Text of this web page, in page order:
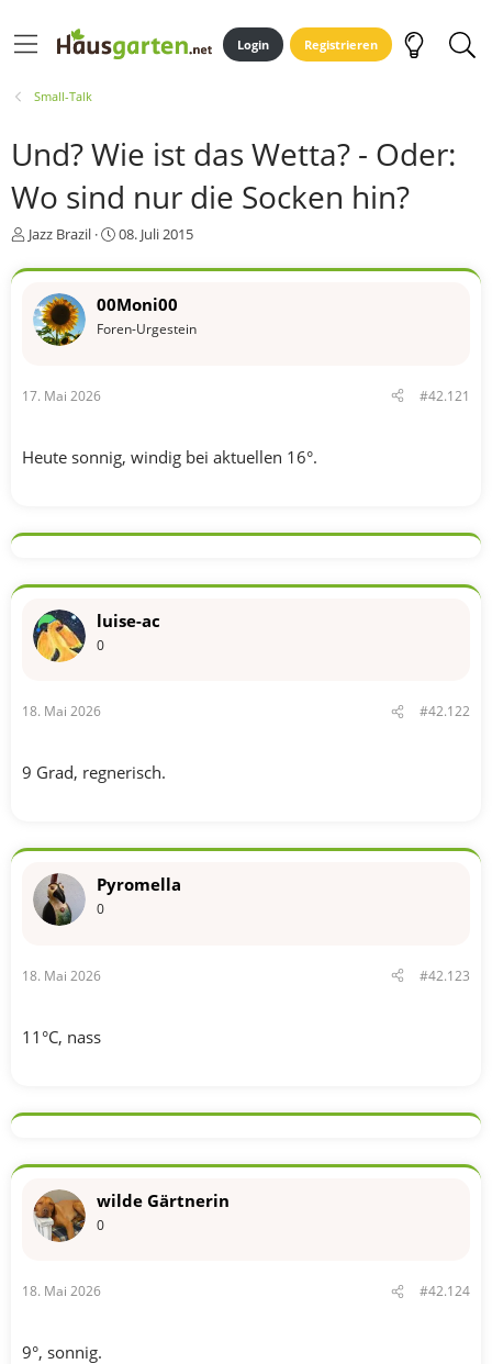
Login Registrieren
Small-Talk
Und? Wie ist das Wetta? - Oder:
Wo sind nur die Socken hin?
E
s
e
r
Jazz Brazil
E
s
e
l
08. Juli 2015
00Moni00
Foren-Urgestein
17. Mai 2026 #42.121
Heute sonnig, windig bei aktuellen 16°.
luise-ac
0
18. Mai 2026 #42.122
9 Grad, regnerisch.
Pyromella
0
18. Mai 2026 #42.123
11°C, nass
wilde Gärtnerin
0
18. Mai 2026 #42.124
9°, sonnig.